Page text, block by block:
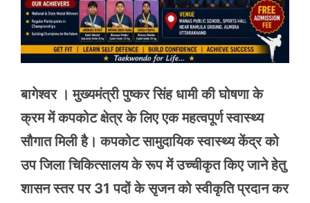
बागेश्वर । मुख्यमंत्री पुष्कर सिंह धामी की घोषणा के
क्रम में कपकोट क्षेत्र के लिए एक महत्वपूर्ण स्वास्थ्य
सौगात मिली है। कपकोट सामुदायिक स्वास्थ्य केंद्र को
उप जिला चिकित्सालय के रूप में उच्चीकृत किए जाने हेतु
शासन स्तर पर 31 पदों के सृजन को स्वीकृति प्रदान कर